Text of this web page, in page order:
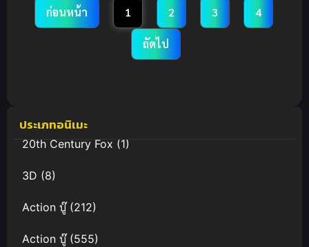
ก่อนหน้า 1 2 3 4
ถัดไป
ประเภทอนิเมะ
20th Century Fox(1)
3D (8)
Action บู๊(212)
Action บู๊(555)